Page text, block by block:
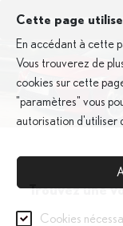
Cette page
En accédant à cette
Vous trouverez de
cookies sur cette
"paramètres" vous
autorisation d'utiliser
Cookies
Trouvez une